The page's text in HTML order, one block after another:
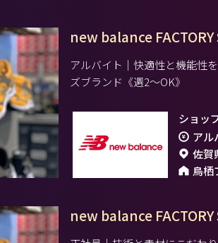
new balance FACTORY
アルバイト｜快適性と機能性
ズブランド《週2～OK》
ショッ
佐賀
鳥栖
new balance FACTORY